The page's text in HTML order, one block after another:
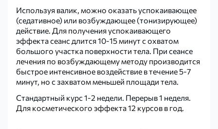
Используя валик, можно оказать успокаивающее
(седативное) или возбуждающее (тонизирующее)
действие. Для получения успокаивающего
эффекта сеанс длится 10-15 минут с охватом
большого участка поверхности тела. При сеансе
лечения по возбуждающему методу производится
быстрое интенсивное воздействие в течение 5-7
минут, но с захватом меньшей площади тела.
Стандартный курс 1-2 недели. Перерыв 1 неделя.
Для косметического эффекта 12 курсов в год.